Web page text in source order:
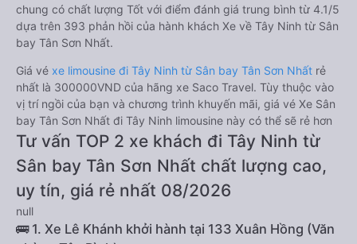
chung có chất lượng Tốt với điểm đánh giá trung bình từ 4.1/5
dựa trên 393 phản hồi của hành khách Xe về Tây Ninh từ Sân
bay Tân Sơn Nhất.
Giá vé xe limousine đi Tây Ninh từ Sân bay Tân Sơn Nhất rẻ
nhất là 300000VND của hãng xe Saco Travel. Tùy thuộc vào
vị trí ngồi của bạn và chương trình khuyến mãi, giá vé Xe Sân
bay Tân Sơn Nhất đi Tây Ninh limousine này có thể sẽ rẻ hơn
Tư vấn TOP 2 xe khách đi Tây Ninh từ
Sân bay Tân Sơn Nhất chất lượng cao,
uy tín, giá rẻ nhất 08/2026
null
🚌 1. Xe Lê Khánh khởi hành tại 133 Xuân Hồng (Văn